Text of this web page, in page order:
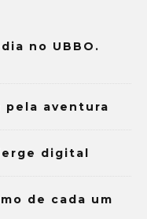
no UBBO.
aventura
digital
de cada um